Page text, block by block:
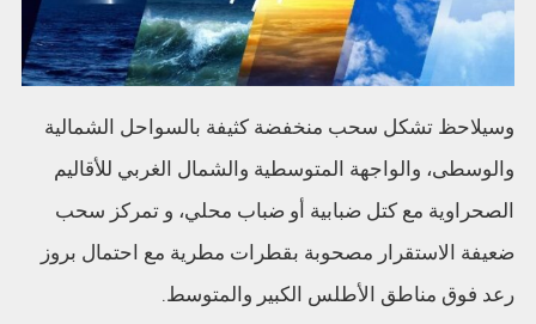
وسيلاحظ تشكل سحب منخفضة كثيفة بالسواحل الشمالية
والوسطى، والواجهة المتوسطية والشمال الغربي للأقاليم
الصحراوية مع كتل ضبابية أو ضباب محلي، و تمركز سحب
ضعيفة الاستقرار مصحوبة بقطرات مطرية مع احتمال بروز
رعد فوق مناطق الأطلس الكبير والمتوسط.